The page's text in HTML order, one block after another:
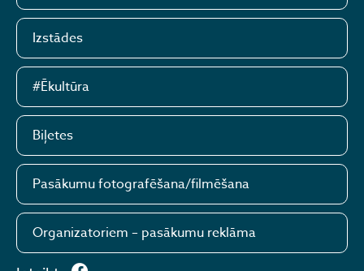
Izstādes
#Ēkultūra
Biļetes
Pasākumu fotografēšana/filmēšana
Organizatoriem – pasākumu reklāma